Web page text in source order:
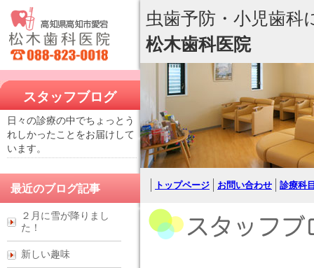
虫歯予防・小児歯科
松木歯科医院
トップページ お問い合わせ 診療科
スタッフブログ
日々の診療の中でちょっとう
れしかったことをお届けして
います。
最近のブログ記事
２月に雪が降りまし
た！
新しい趣味